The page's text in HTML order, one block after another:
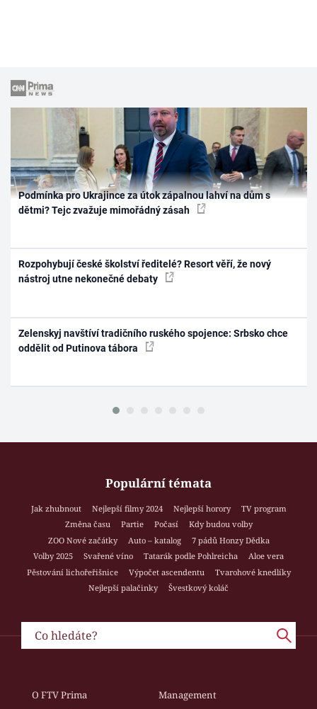
Podmínka pro Ukrajince za útok zápalnou lahví na dům s
dětmi? Tejc zvažuje mimořádný zásah
Rozpohybují české školství ředitelé? Resort věří, že nový
nástroj utne nekonečné debaty
Zelenskyj navštíví tradičního ruského spojence: Srbsko chce
oddělit od Putinova tábora
Populární témata
Jak zhubnout Nejlepší filmy 2024 Nejlepší horory
TV program
Změna času
Partie Počasí
Kdy budou volby
ZOO Nové začátky
Auto – katalog
7 pádů Honzy Dědka
Volby 2025
Svařené víno Tatarák podle Pohlreicha
Aloe vera
Pěstování lichořeřišnice
Výpočet ascendentu
Tvarohové knedlíky
Nejlepší palačinky
Švestkový koláč
O FTV Prima
Management